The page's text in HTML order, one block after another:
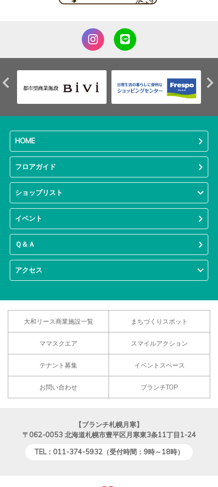
HOME
フロアガイド
ショップリスト
イベント
Ｑ＆Ａ
アクセス
大和リース商業施設一覧 まちづくりスポット
ママスクエア スマイルアクション
テナント募集 イベントスペース
お問い合わせ ブランチTOP
【ブランチ札幌月寒】
〒062-0053 北海道札幌市豊平区月寒東3条11丁目1-24
TEL：011-374-5932（受付時間：9時～18時）